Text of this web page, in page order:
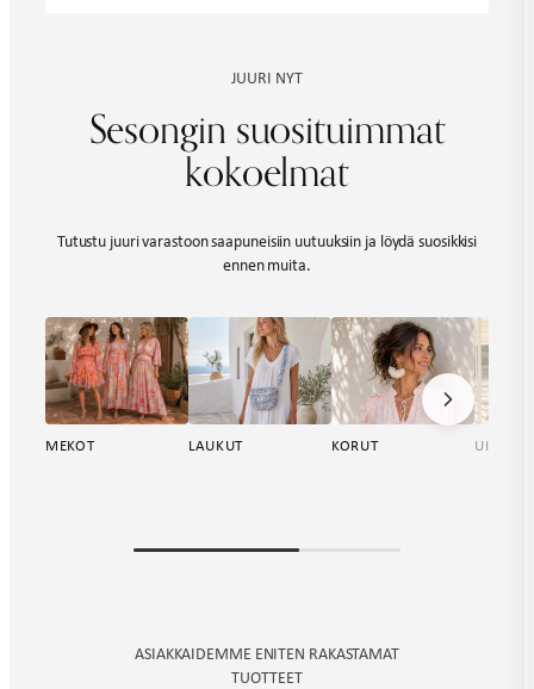
JUURI NYT
Sesongin suosituimmat
kokoelmat
Tutustu juuri varastoon saapuneisiin uutuuksiin ja löydä suosikkisi
ennen muita.
MEKOT LAUKUT KORUT UIMA-
ASIAKKAIDEMME ENITEN RAKASTAMAT
TUOTTEET